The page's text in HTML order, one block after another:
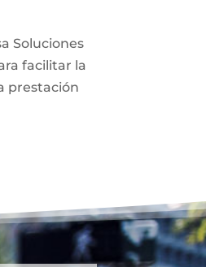
Soluciones
facilitar la
prestación